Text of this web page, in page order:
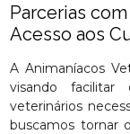
Parcerias
Acesso aos
A Animaníacos
visando
veterinários
buscamos tornar